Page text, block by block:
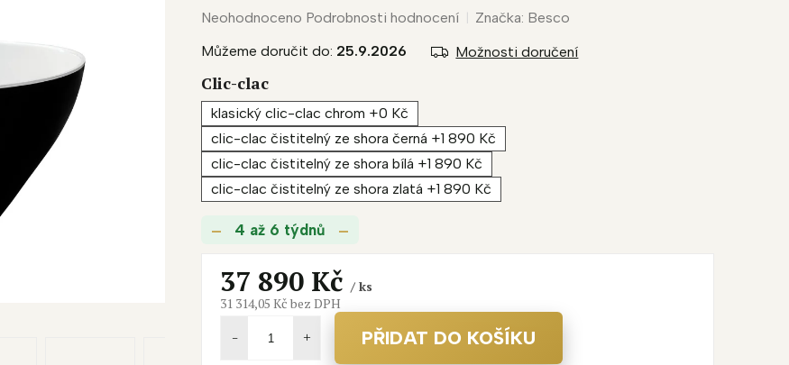
4 až 6 týdnů
Můžeme doručit do: 25.9.2026 Možnosti doručení
Clic-clac
klasický clic-clac chrom +0 Kč
clic-clac čistitelný ze shora černá +1 890 Kč
clic-clac čistitelný ze shora bílá +1 890 Kč
clic-clac čistitelný ze shora zlatá +1 890 Kč
Průměrné
produktu
je
hvězdiček.
Neohodnoceno Podrobnosti hodnocení Značka: Besco
37 890 Kč / ks
31 314,05 Kč bez DPH
PŘIDAT DO KOŠÍKU